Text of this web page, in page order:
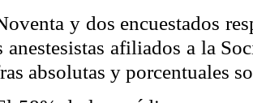
y dos encuestados
anestesistas afiliados a la
absolutas y porcentuales